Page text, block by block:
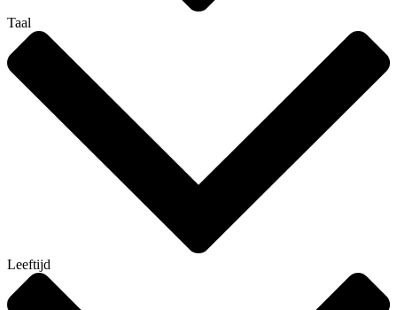
Taal
Leeftijd